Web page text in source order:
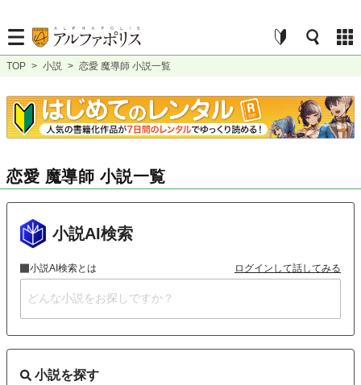
TOP > 小説 > 恋愛 魔導師 小説一覧
恋愛 魔導師 小説一覧
小説AI検索
小説AI検索とは ログインして話してみる
小説を探す